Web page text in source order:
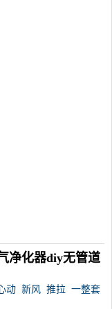
净化器diy无管道
动 新风 推拉 一整套